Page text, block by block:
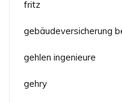
fritz
gebäudeversicherung
gehlen ingenieure
gehry